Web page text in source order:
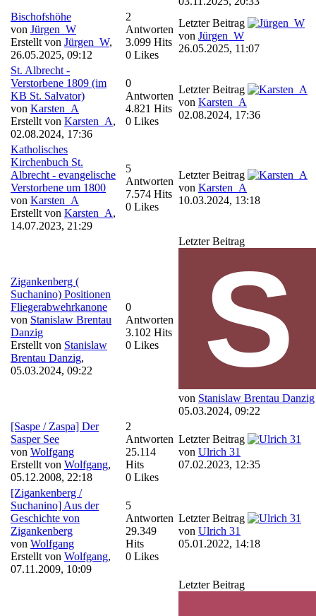
Bischofshöhe
von Jürgen_W
Erstellt von Jürgen_W,
26.05.2025, 09:12
2
Antworten
3.099 Hits
0 Likes
Letzter Beitrag
von Jürgen_W
26.05.2025, 11:07
St. Albrecht -
Verstorbene 1809 (im
KB St. Salvator)
von Karsten_A
Erstellt von Karsten_A,
02.08.2024, 17:36
0
Antworten
4.821 Hits
0 Likes
Letzter Beitrag
von Karsten_A
02.08.2024, 17:36
Katholisches
Kirchenbuch St.
Albrecht - evangelische
Verstorbene um 1800
von Karsten_A
Erstellt von Karsten_A,
14.07.2023, 21:29
5
Antworten
7.574 Hits
0 Likes
Letzter Beitrag
von Karsten_A
10.03.2024, 13:18
Zigankenberg (
Suchanino) Positionen
Fliegerabwehrkanone
von Stanislaw Brentau
Danzig
Erstellt von Stanislaw
Brentau Danzig,
05.03.2024, 09:22
0
Antworten
3.102 Hits
0 Likes
Letzter Beitrag
von Stanislaw Brentau Danzig
05.03.2024, 09:22
[Saspe / Zaspa] Der
Sasper See
von Wolfgang
Erstellt von Wolfgang,
05.12.2008, 22:18
2
Antworten
25.114
Hits
0 Likes
Letzter Beitrag
von Ulrich 31
07.02.2023, 12:35
[Zigankenberg /
Suchanino] Aus der
Geschichte von
Zigankenberg
von Wolfgang
Erstellt von Wolfgang,
07.11.2009, 10:09
5
Antworten
29.349
Hits
0 Likes
Letzter Beitrag
von Ulrich 31
05.01.2022, 14:18
Letzter Beitrag